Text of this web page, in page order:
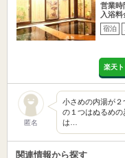
営業時
入浴料
宿泊
楽天
匿名
小さめの内湯が
の１つはぬるめ
は…
関連情報から探す